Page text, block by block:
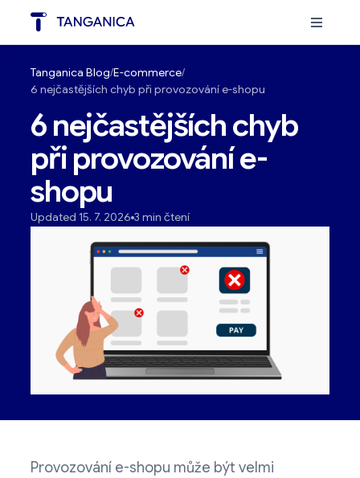
Tanganica Blog E-commerce
6 nejčastějších chyb při provozování e-shopu
6 nejčastějších chyb
při provozování e-
shopu
Updated 15. 7. 2026 3 min čtení
Provozování e-shopu může být velmi